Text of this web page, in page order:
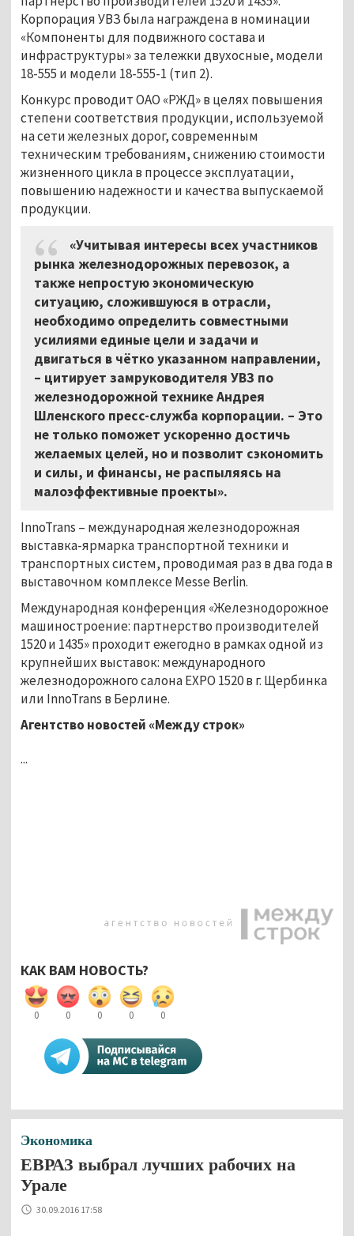
Корпорация УВЗ была награждена в номинации
«Компоненты для подвижного состава и
инфраструктуры» за тележки двухосные, модели
18-555 и модели 18-555-1 (тип 2).
Конкурс проводит ОАО «РЖД» в целях повышения
степени соответствия продукции, используемой
на сети железных дорог, современным
техническим требованиям, снижению стоимости
жизненного цикла в процессе эксплуатации,
повышению надежности и качества выпускаемой
продукции.
«Учитывая интересы всех участников
рынка железнодорожных перевозок, а
также непростую экономическую
ситуацию, сложившуюся в отрасли,
необходимо определить совместными
усилиями единые цели и задачи и
двигаться в чётко указанном направлении,
– цитирует замруководителя УВЗ по
железнодорожной технике Андрея
Шленского пресс-служба корпорации. – Это
не только поможет ускоренно достичь
желаемых целей, но и позволит сэкономить
и силы, и финансы, не распыляясь на
малоэффективные проекты».
InnoTrans – международная железнодорожная
выставка-ярмарка транспортной техники и
транспортных систем, проводимая раз в два года в
выставочном комплексе Messe Berlin.
Международная конференция «Железнодорожное
машиностроение: партнерство производителей
1520 и 1435» проходит ежегодно в рамках одной из
крупнейших выставок: международного
железнодорожного салона EXPO 1520 в г. Щербинка
или InnoTrans в Берлине.
Агентство новостей «Между строк»
...
КАК ВАМ НОВОСТЬ?
0 0 0 0 0
Экономика
ЕВРАЗ выбрал лучших рабочих на
Урале
30.09.2016 17:58